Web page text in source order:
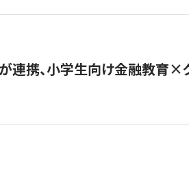
連携、小学生向け金融教育×